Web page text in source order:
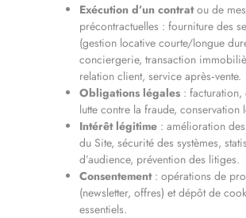
Exécution d’un contratou de
précontractuelles : fourniture des
(gestion locative courte/longue
conciergerie, transaction
relation client, service après‑vente.
Obligations légales :
lutte contre la fraude, conservation
Intérêt légitime : amélioration
du Site, sécurité des systèmes,
d’audience, prévention des litiges.
Consentement: opérations de
(newsletter, offres) et dépôt de
essentiels.